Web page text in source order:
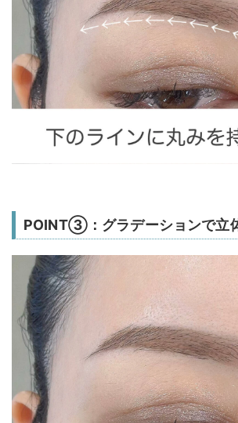
POINT③：グラデーションで立